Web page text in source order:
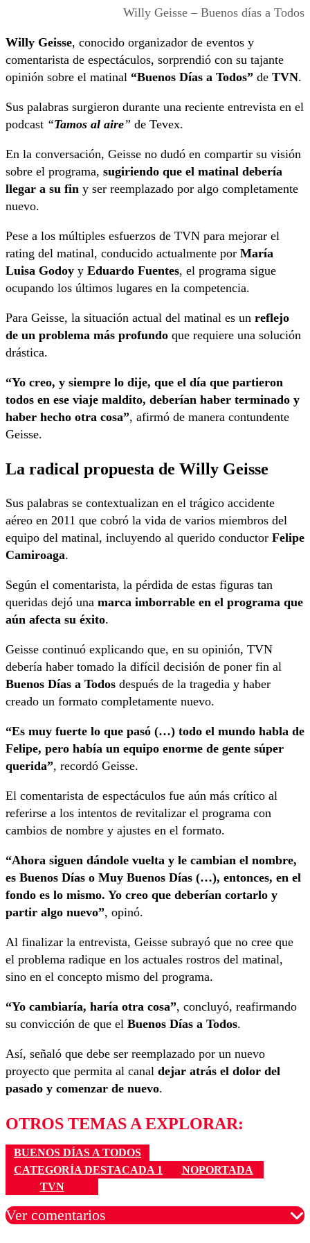
Willy Geisse – Buenos días a Todos
Willy Geisse, conocido organizador de eventos y
comentarista de espectáculos, sorprendió con su tajante
opinión sobre el matinal “Buenos Días a Todos” de TVN.
Sus palabras surgieron durante una reciente entrevista en el
podcast “Tamos al aire” de Tevex.
En la conversación, Geisse no dudó en compartir su visión
sobre el programa, sugiriendo que el matinal debería
llegar a su fin y ser reemplazado por algo completamente
nuevo.
Pese a los múltiples esfuerzos de TVN para mejorar el
rating del matinal, conducido actualmente por María
Luisa Godoy y Eduardo Fuentes, el programa sigue
ocupando los últimos lugares en la competencia.
Para Geisse, la situación actual del matinal es un reflejo
de un problema más profundo que requiere una solución
drástica.
“Yo creo, y siempre lo dije, que el día que partieron
todos en ese viaje maldito, deberían haber terminado y
haber hecho otra cosa”, afirmó de manera contundente
Geisse.
La radical propuesta de Willy Geisse
Sus palabras se contextualizan en el trágico accidente
aéreo en 2011 que cobró la vida de varios miembros del
equipo del matinal, incluyendo al querido conductor Felipe
Camiroaga.
Según el comentarista, la pérdida de estas figuras tan
queridas dejó una marca imborrable en el programa que
aún afecta su éxito.
Geisse continuó explicando que, en su opinión, TVN
debería haber tomado la difícil decisión de poner fin al
Buenos Días a Todos después de la tragedia y haber
creado un formato completamente nuevo.
“Es muy fuerte lo que pasó (…) todo el mundo habla de
Felipe, pero había un equipo enorme de gente súper
querida”, recordó Geisse.
El comentarista de espectáculos fue aún más crítico al
referirse a los intentos de revitalizar el programa con
cambios de nombre y ajustes en el formato.
“Ahora siguen dándole vuelta y le cambian el nombre,
es Buenos Días o Muy Buenos Días (…), entonces, en el
fondo es lo mismo. Yo creo que deberían cortarlo y
partir algo nuevo”, opinó.
Al finalizar la entrevista, Geisse subrayó que no cree que
el problema radique en los actuales rostros del matinal,
sino en el concepto mismo del programa.
“Yo cambiaría, haría otra cosa”, concluyó, reafirmando
su convicción de que el Buenos Días a Todos.
Así, señaló que debe ser reemplazado por un nuevo
proyecto que permita al canal dejar atrás el dolor del
pasado y comenzar de nuevo.
OTROS TEMAS A EXPLORAR:
BUENOS DÍAS A TODOS
CATEGORÍA DESTACADA 1
NOPORTADA
TVN
Ver comentarios